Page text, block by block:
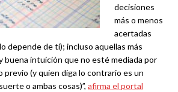
decisiones
más o menos
acertadas
depende de ti); incluso aquellas más
buena intuición que no esté mediada por
previo (y quien diga lo contrario es un
o ambas cosas)”, afirma el portal